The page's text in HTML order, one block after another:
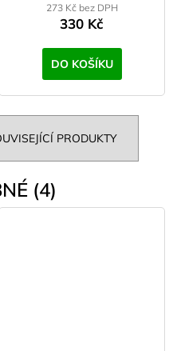
273 Kč bez DPH
330 Kč
DO KOŠÍKU
PRODUKTY
(4)